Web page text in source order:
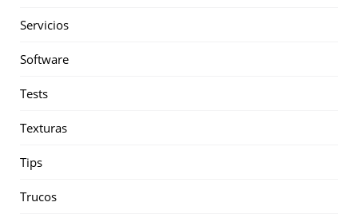
Servicios
Software
Tests
Texturas
Tips
Trucos